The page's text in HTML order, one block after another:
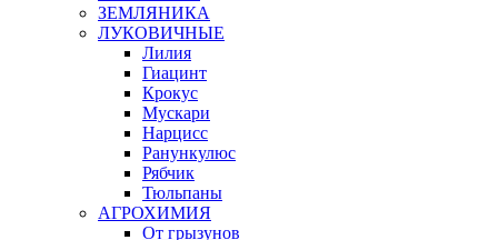
ЗЕМЛЯНИКА
ЛУКОВИЧНЫЕ
Лилия
Гиацинт
Крокус
Мускари
Нарцисс
Ранункулюс
Рябчик
Тюльпаны
АГРОХИМИЯ
От грызунов